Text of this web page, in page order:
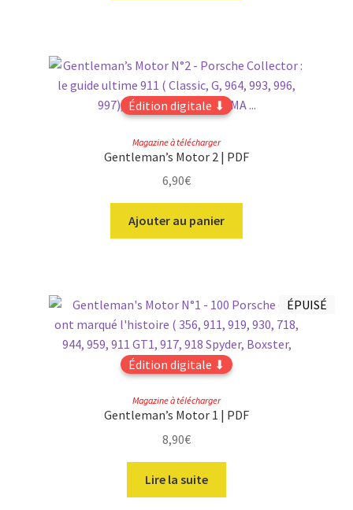
Édition digitale ⬇
Magazine à télécharger
Gentleman’s Motor 2 | PDF
6,90€
Ajouter au panier
ÉPUISÉ
Édition digitale ⬇
Magazine à télécharger
Gentleman’s Motor 1 | PDF
8,90€
Lire la suite